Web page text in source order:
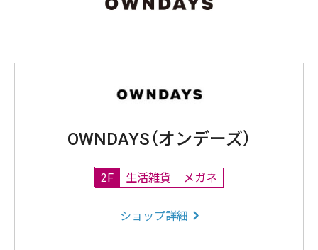
OWNDAYS（オンデーズ）
2F 生活雑貨 メガネ
ショップ詳細